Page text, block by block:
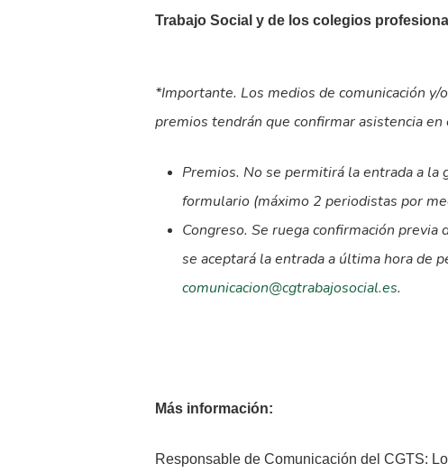
Trabajo Social y de los colegios
*Importante. Los medios de comunicación
premios tendrán que confirmar asistencia en
Premios. No se permitirá la entrada a la
formulario (máximo 2 periodistas por
Congreso. Se ruega confirmación previa
se aceptará la entrada a última hora de
comunicacion@cgtrabajosocial.es.
Más información:
Responsable de Comunicación del CGTS: